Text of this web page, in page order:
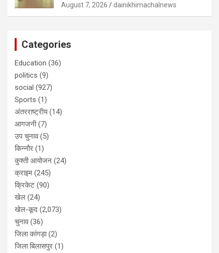
August 7, 2026 dainikhimachalnews
Categories
Education (36)
politics (9)
social (927)
Sports (1)
अंतरराष्ट्रीय(14)
आगजनी(7)
उप चुनाव(5)
किन्नौर (1)
कुश्ती आयोजन (24)
क्राइम (245)
क्रिकेट (90)
खेल (24)
खेल-कूद (2,073)
चुनाव(36)
जिला कांगड़ा(2)
जिला बिलासपुर (1)